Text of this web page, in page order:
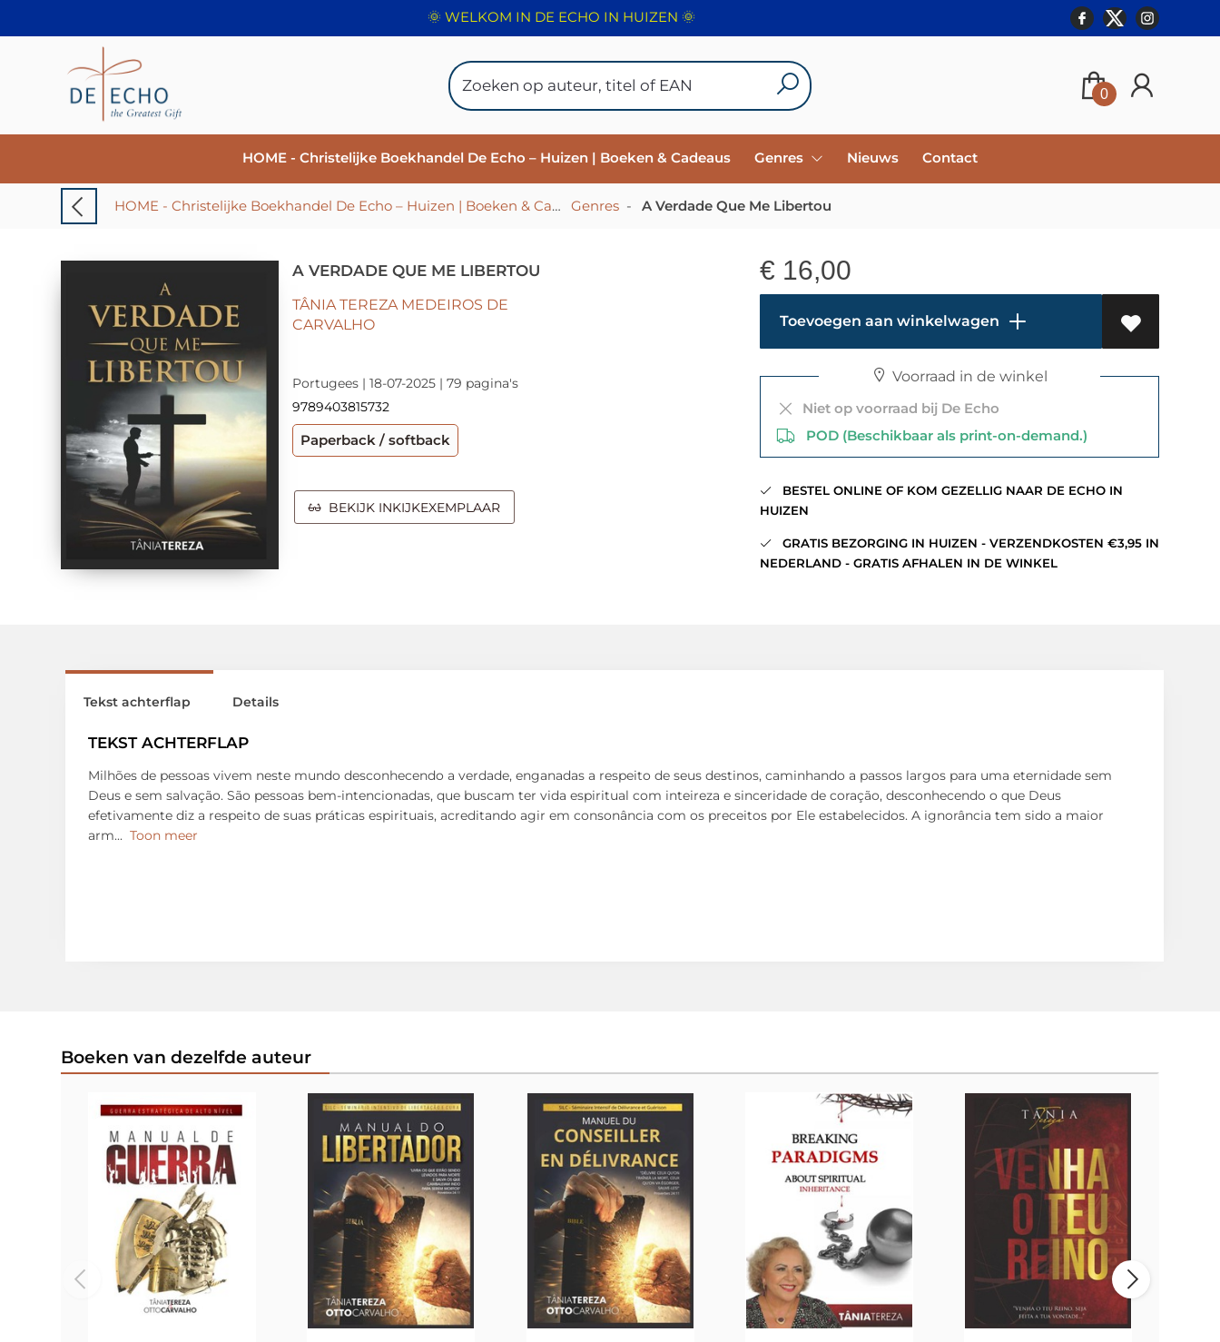
🌞 WELKOM IN DE ECHO IN HUIZEN 🌞
0
HOME - Christelijke Boekhandel De Echo – Huizen | Boeken & Cadeaus Genres Nieuws Contact
HOME - Christelijke Boekhandel De Echo – Huizen | Boeken & Cadeaus -
Genres - A Verdade Que Me Libertou
A VERDADE QUE ME LIBERTOU
TÂNIA TEREZA MEDEIROS DE
CARVALHO
Portugees | 18-07-2025 | 79 pagina's
9789403815732
Paperback / softback
BEKIJK INKIJKEXEMPLAAR
€ 16,00
Toevoegen aan winkelwagen
Voorraad in de winkel
Niet op voorraad bij De Echo
POD (Beschikbaar als print-on-demand.)
BESTEL ONLINE OF KOM GEZELLIG NAAR DE ECHO IN
HUIZEN
GRATIS BEZORGING IN HUIZEN - VERZENDKOSTEN €3,95 IN
NEDERLAND - GRATIS AFHALEN IN DE WINKEL
Tekst achterflap
TEKST ACHTERFLAP
Milhões de pessoas vivem neste mundo desconhecendo a verdade, enganadas a respeito de seus destinos, caminhando a passos largos para uma eternidade sem
Deus e sem salvação. São pessoas bem-intencionadas, que buscam ter vida espiritual com inteireza e sinceridade de coração, desconhecendo o que Deus
efetivamente diz a respeito de suas práticas espirituais, acreditando agir em consonância com os preceitos por Ele estabelecidos. A ignorância tem sido a maior
arm... Toon meer
Details
Boeken van dezelfde auteur